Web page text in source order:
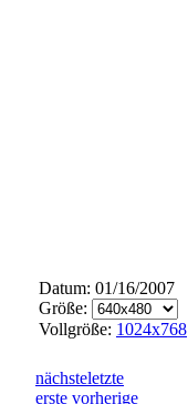
Datum: 01/16/2007
Größe:
Vollgröße: 1024x768
nächsteletzte
erste vorherige